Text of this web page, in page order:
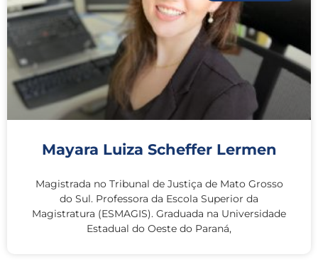
Mayara Luiza Scheffer Lermen
Magistrada no Tribunal de Justiça de Mato Grosso
do Sul. Professora da Escola Superior da
Magistratura (ESMAGIS). Graduada na Universidade
Estadual do Oeste do Paraná,